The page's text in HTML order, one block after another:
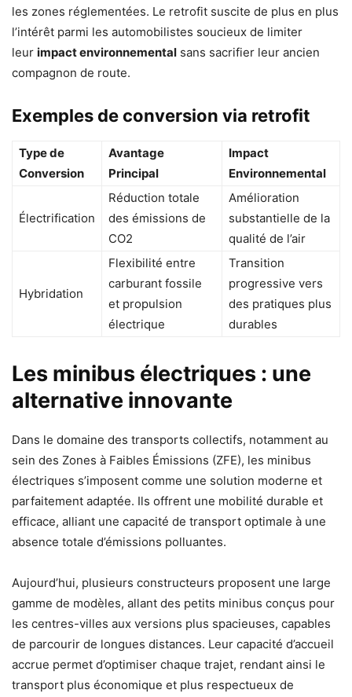
les zones réglementées. Le retrofit suscite de plus en plus
l’intérêt parmi les automobilistes soucieux de limiter
leur impact environnemental sans sacrifier leur ancien
compagnon de route.
Exemples de conversion via retrofit
Type de
Conversion
Avantage
Principal
Impact
Environnemental
Électrification
Réduction totale
des émissions de
CO2
Amélioration
substantielle de la
qualité de l’air
Hybridation
Flexibilité entre
carburant fossile
et propulsion
électrique
Transition
progressive vers
des pratiques plus
durables
Les minibus électriques : une
alternative innovante
Dans le domaine des transports collectifs, notamment au
sein des Zones à Faibles Émissions (ZFE), les minibus
électriques s’imposent comme une solution moderne et
parfaitement adaptée. Ils offrent une mobilité durable et
efficace, alliant une capacité de transport optimale à une
absence totale d’émissions polluantes.
Aujourd’hui, plusieurs constructeurs proposent une large
gamme de modèles, allant des petits minibus conçus pour
les centres-villes aux versions plus spacieuses, capables
de parcourir de longues distances. Leur capacité d’accueil
accrue permet d’optimiser chaque trajet, rendant ainsi le
transport plus économique et plus respectueux de